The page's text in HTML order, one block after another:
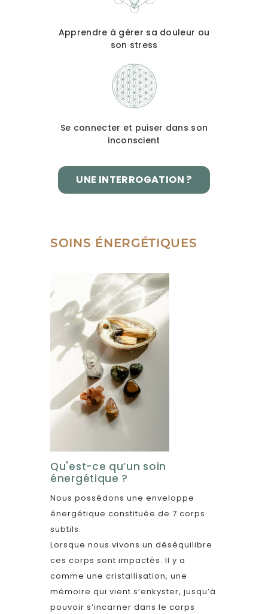
Apprendre à gérer sa douleur ou
son stress
Se connecter et puiser dans son
inconscient
UNE INTERROGATION ?
SOINS ÉNERGÉTIQUES
Qu'est-ce qu’un soin
énergétique ?
Nous possédons une enveloppe
énergétique constituée de 7 corps
subtils.
Lorsque nous vivons un déséquilibre
ces corps sont impactés. Il y a
comme une cristallisation, une
mémoire qui vient s’enkyster, jusqu’à
pouvoir s’incarner dans le corps